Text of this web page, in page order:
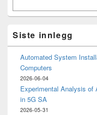
Area
Siste innlegg
Automated System
Computers
2026-06-04
Experimental Analysis of
in 5G SA
2026-05-31